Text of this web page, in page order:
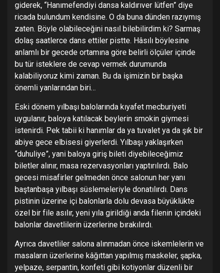
giderek, “Hanımefendiyi dansa kaldırıver lütfen” diye
ricada bulundum kendisine. O da buna dünden razıymış
zaten. Böyle olabileceğini nasıl bilebilirdim ki? Sarmaş
dolaş saatlerce dans ettiler pistte. Hâsılı böylesine
anlamlı bir gecede ortamına göre belirli ölçüler içinde
bu tür isteklere de cevap vermek durumunda
kalabiliyoruz kimi zaman. Bu da işimizin bir başka
önemli yanlarından biri…
Eski dönem yılbaşı balolarında kıyafet mecburiyeti
uygulanır, baloya katılacak beylerin smokin giymesi
istenirdi. Pek tabii ki hanımlar da ya tuvalet ya da şık bir
abiye gece elbisesi giyerlerdi. Yılbaşı yaklaşırken
“duhuliye”, yani baloya giriş bileti diyebileceğimiz
biletler alınır, masa rezervasyonları yaptırılırdı. Balo
gecesi misafirler gelmeden önce salonun her yanı
baştanbaşa yılbaşı süslemeleriyle donatılırdı. Dans
pistinin üzerine içi balonlarla dolu devasa büyüklükte
özel bir file asılır, yeni yıla girildiği anda filenin içindeki
balonlar davetlilerin üzerlerine bırakılırdı.
Ayrıca davetliler salona alınmadan önce iskemlelerin ve
masaların üzerlerine kâğıttan yapılmış maskeler, şapka,
yelpaze, serpantin, konfeti gibi kotiyonlar düzenli bir